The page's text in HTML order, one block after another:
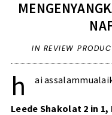
IN REVIEW
h ai
Leede Shakolat 2 in